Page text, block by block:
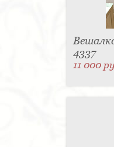
4337
11 000